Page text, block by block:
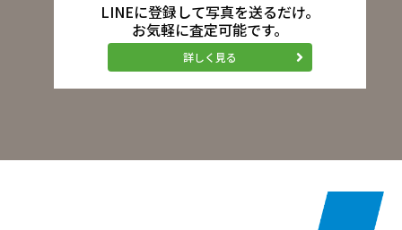
LINEに登録して写真を送るだけ。
お気軽に査定可能です。
詳しく見る